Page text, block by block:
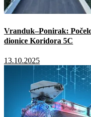
Vranduk–Ponirak:
dionice Koridora 5C
13.10.2025